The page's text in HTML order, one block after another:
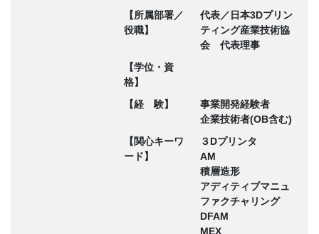
【所属部署／
役職】
代表／日本3Dプリン
ティング産業技術協
会 代表理事
【学位・資
格】
【経 験】
事業開発経験者
企業技術者(OB含む)
【関心キーワ
ード】
３Dプリンタ
AM
積層造形
アディティブマニュ
ファクチャリング
DFAM
MEX